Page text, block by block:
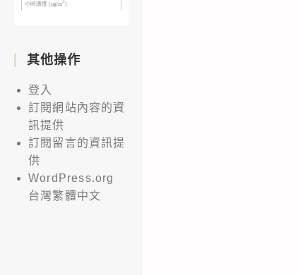
其他操作
登入
訂閱網站內容的資
訊提供
訂閱留言的資訊提
供
WordPress.org
台灣繁體中文